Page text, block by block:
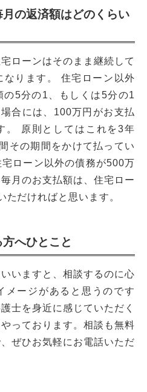
の返済額はどのくらい
ローンはそのまま継続して
なります。 住宅ローン以外
の5分の1、もしくは5分の1
合には、100万円がお支払
。 原則としてはこれを3年
その期間をかけて払ってい
ローン以外の債務が500万
月のお支払額は、住宅ロー
ただければと思います。
へひとこと
いますと、相談するのに心
メージがあると思うのです
士を身近に感じていただく
っております。相談も無料
ぜひお気軽にお電話いただ